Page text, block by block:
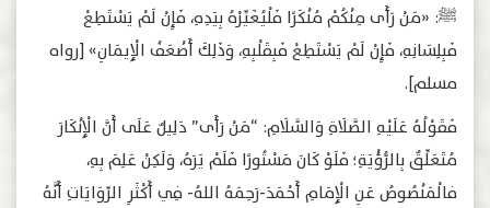
ﷺ: «مَنْ رَأَى مِنْكُمْ مُنْكَرًا فَلْيُغَيِّرْهُ بِيَدِهِ، فَإِنْ لَمْ يَسْتَطِعْ
فَبِلِسَانِهِ، فَإِنْ لَمْ يَسْتَطِعْ فَبِقَلْبِهِ، وَذَلِكَ أَضْعَفُ الْإِيمَانِ» [رواه
مسلم].
فَقَوْلُهُ عَلَيْهِ الصَّلَاةِ وَالسَّلَامِ: “مَنْ رَأَى” دَلِيلٌ عَلَى أَنَّ الْإِنْكَارَ
مُتَعَلِّقٌ بِالرُّؤْيَةِ؛ فَلَوْ كَانَ مَسْتُورًا فَلَمْ يَرَهُ، وَلَكِنْ عَلِمَ بِهِ،
فالْمَنْصُوصُ عَنِ الْإِمَامِ أَحْمَدَ-رَحِمَهُ اللهُ- فِي أَكْثَرِ الرِّوَايَاتِ أَنَّهُ